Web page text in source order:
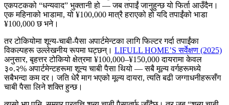
एकपटकको “धन्यवाद” भुक्तानी हो — जब तपाईं जानुहुन्छ यो फिर्ता आउँदैन।
एक महिनाको भाडामा, यो ¥100,000 मात्रै हराएको हो यदि तपाईंको भाडा
¥100,000 छ भने।
तर टोकियोमा शून्य-चाबी-पैसा अपार्टमेन्टका लागि फिल्टर गर्दा तपाईंका
विकल्पहरू उल्लेखनीय रूपमा घट्छन्। LIFULL HOME’S सर्वेक्षण (2025)
अनुसार, बृहत्तर टोकियो क्षेत्रमा ¥100,000–¥150,000 दायरामा केवल
३०.२% अपार्टमेन्टहरूमा शून्य चाबी पैसा थियो — सबै मूल्य वर्गहरूमध्ये
सबैभन्दा कम दर। जति धेरै माग भएको मूल्य दायरा, त्यति बढी जग्गाधनीहरूसँग
चाबी पैसा लिने शक्ति हुन्छ।